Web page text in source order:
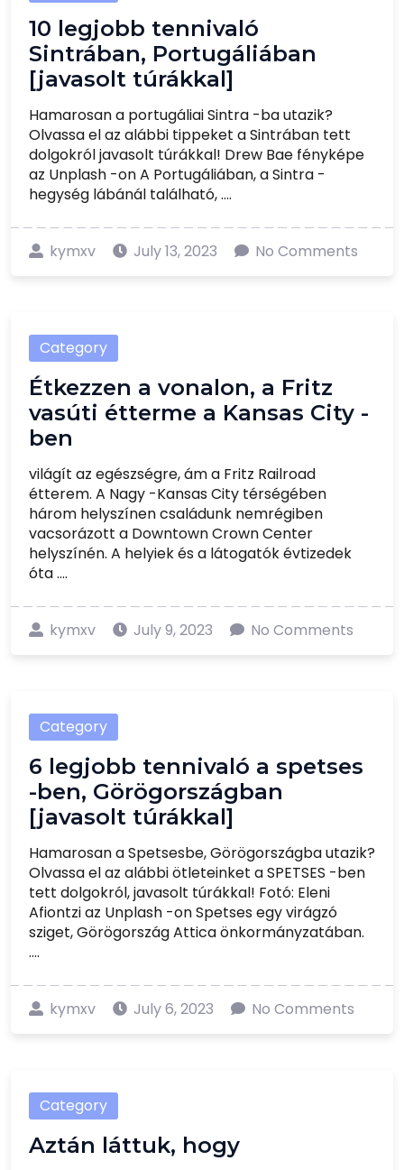
10 legjobb tennivaló
Sintrában, Portugáliában
[javasolt túrákkal]
Hamarosan a portugáliai Sintra -ba utazik?
Olvassa el az alábbi tippeket a Sintrában tett
dolgokról javasolt túrákkal! Drew Bae fényképe
az Unplash -on A Portugáliában, a Sintra -
hegység lábánál található, ....
kymxv July 13, 2023 No Comments
Category
Étkezzen a vonalon, a Fritz
vasúti étterme a Kansas City -
ben
világít az egészségre, ám a Fritz Railroad
étterem. A Nagy -Kansas City térségében
három helyszínen családunk nemrégiben
vacsorázott a Downtown Crown Center
helyszínén. A helyiek és a látogatók évtizedek
óta ....
kymxv July 9, 2023 No Comments
Category
6 legjobb tennivaló a spetses
-ben, Görögországban
[javasolt túrákkal]
Hamarosan a Spetsesbe, Görögországba utazik?
Olvassa el az alábbi ötleteinket a SPETSES -ben
tett dolgokról, javasolt túrákkal! Fotó: Eleni
Afiontzi az Unplash -on Spetses egy virágzó
sziget, Görögország Attica önkormányzatában.
....
kymxv July 6, 2023 No Comments
Category
Aztán láttuk, hogy